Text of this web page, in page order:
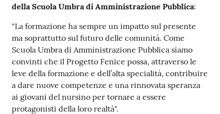
della Scuola Umbra di Amministrazione Pubblica:
"La formazione ha sempre un impatto sul presente
ma soprattutto sul futuro delle comunità. Come
Scuola Umbra di Amministrazione Pubblica siamo
convinti che il Progetto Fenice possa, attraverso le
leve della formazione e dell’alta specialità, contribuire
a dare nuove competenze e una rinnovata speranza
ai giovani del nursino per tornare a essere
protagonisti della loro realtà".